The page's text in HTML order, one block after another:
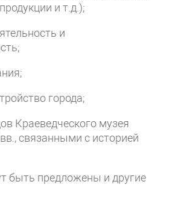
и т.д.);
и
города;
Краеведческого музея
связанными с историей
быть предложены и другие